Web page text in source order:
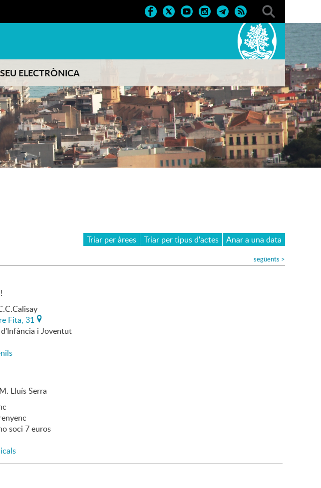
SEU ELECTRÒNICA
Triar per àrees Triar per tipus d'actes Anar a una data
següents >
Fita, 31
d'Infància i Joventut
Lluís Serra
soci 7 euros